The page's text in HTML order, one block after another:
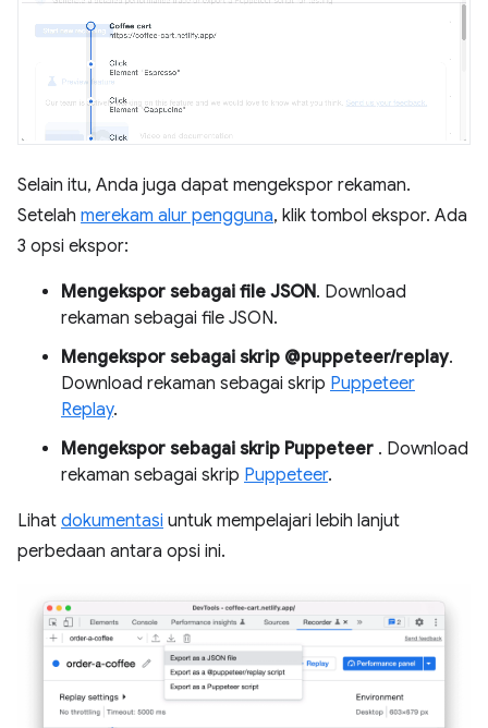
Selain itu, Anda juga dapat mengekspor rekaman.
Setelah merekam alur pengguna, klik tombol ekspor. Ada
3 opsi ekspor:
Mengekspor sebagai file JSON. Download
rekaman sebagai file JSON.
Mengekspor sebagai skrip @puppeteer/replay.
Download rekaman sebagai skrip Puppeteer
Replay.
Mengekspor sebagai skrip Puppeteer . Download
rekaman sebagai skrip Puppeteer.
Lihat dokumentasi untuk mempelajari lebih lanjut
perbedaan antara opsi ini.